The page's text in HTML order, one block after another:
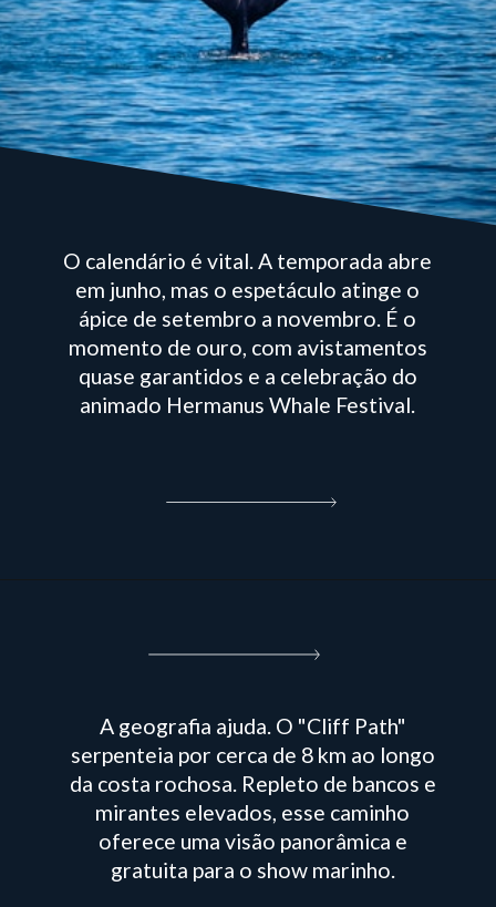
O calendário é vital. A temporada abre
em junho, mas o espetáculo atinge o
ápice de setembro a novembro. É o
momento de ouro, com avistamentos
quase garantidos e a celebração do
animado Hermanus Whale Festival.
A geografia ajuda. O "Cliff Path"
serpenteia por cerca de 8 km ao longo
da costa rochosa. Repleto de bancos e
mirantes elevados, esse caminho
oferece uma visão panorâmica e
gratuita para o show marinho.